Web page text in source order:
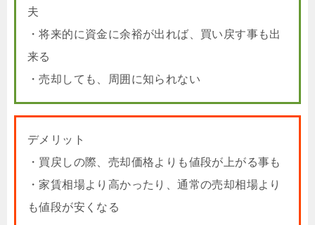
夫
・将来的に資金に余裕が出れば、買い戻す事も出
来る
・売却しても、周囲に知られない
デメリット
・買戻しの際、売却価格よりも値段が上がる事も
・家賃相場より高かったり、通常の売却相場より
も値段が安くなる